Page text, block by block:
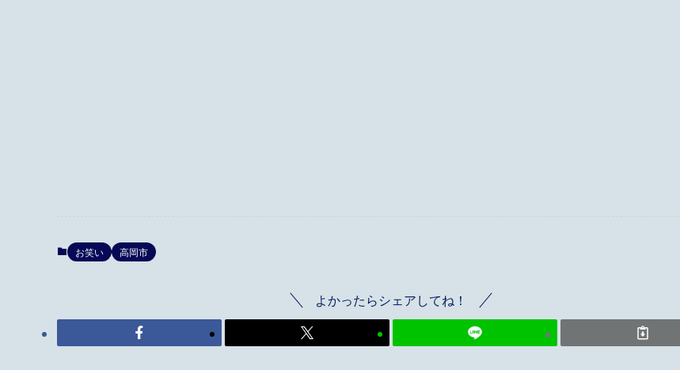
お笑い 高岡市
よかったらシェアしてね！